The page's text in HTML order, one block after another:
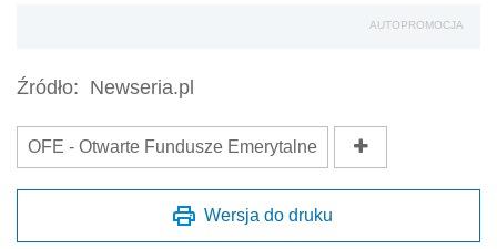
AUTOPROMOCJA
Źródło: Newseria.pl
OFE - Otwarte Fundusze Emerytalne
Wersja do druku